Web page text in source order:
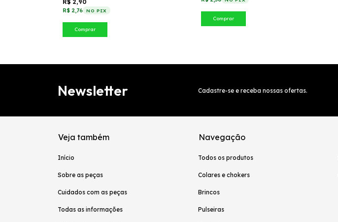
R$ 2,90
R$ 2,76 NO PIX
Comprar
Comprar
Newsletter Cadastre-se e receba nossas ofertas.
Veja também
Início
Sobre as peças
Cuidados com as peças
Todas as informações
Navegação
Todos os produtos
Colares e chokers
Brincos
Pulseiras